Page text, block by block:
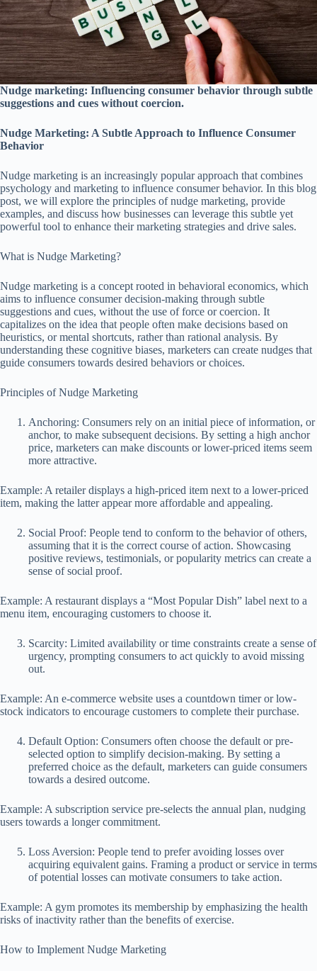
Nudge marketing: Influencing consumer behavior through subtle
suggestions and cues without coercion.
Nudge Marketing: A Subtle Approach to Influence Consumer
Behavior
Nudge marketing is an increasingly popular approach that combines
psychology and marketing to influence consumer behavior. In this blog
post, we will explore the principles of nudge marketing, provide
examples, and discuss how businesses can leverage this subtle yet
powerful tool to enhance their marketing strategies and drive sales.
What is Nudge Marketing?
Nudge marketing is a concept rooted in behavioral economics, which
aims to influence consumer decision-making through subtle
suggestions and cues, without the use of force or coercion. It
capitalizes on the idea that people often make decisions based on
heuristics, or mental shortcuts, rather than rational analysis. By
understanding these cognitive biases, marketers can create nudges that
guide consumers towards desired behaviors or choices.
Principles of Nudge Marketing
Anchoring: Consumers rely on an initial piece of information, or
anchor, to make subsequent decisions. By setting a high anchor
price, marketers can make discounts or lower-priced items seem
more attractive.
Example: A retailer displays a high-priced item next to a lower-priced
item, making the latter appear more affordable and appealing.
Social Proof: People tend to conform to the behavior of others,
assuming that it is the correct course of action. Showcasing
positive reviews, testimonials, or popularity metrics can create a
sense of social proof.
Example: A restaurant displays a “Most Popular Dish” label next to a
menu item, encouraging customers to choose it.
Scarcity: Limited availability or time constraints create a sense of
urgency, prompting consumers to act quickly to avoid missing
out.
Example: An e-commerce website uses a countdown timer or low-
stock indicators to encourage customers to complete their purchase.
Default Option: Consumers often choose the default or pre-
selected option to simplify decision-making. By setting a
preferred choice as the default, marketers can guide consumers
towards a desired outcome.
Example: A subscription service pre-selects the annual plan, nudging
users towards a longer commitment.
Loss Aversion: People tend to prefer avoiding losses over
acquiring equivalent gains. Framing a product or service in terms
of potential losses can motivate consumers to take action.
Example: A gym promotes its membership by emphasizing the health
risks of inactivity rather than the benefits of exercise.
How to Implement Nudge Marketing